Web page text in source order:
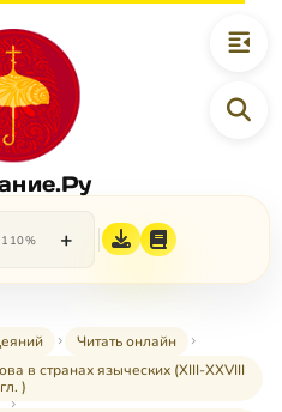
110% +
Читать онлайн
в странах языческих (XIII-XXVIII
гл. )